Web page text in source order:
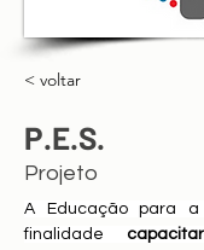
< voltar
P.E.S.
Projeto
A Educação para
finalidade